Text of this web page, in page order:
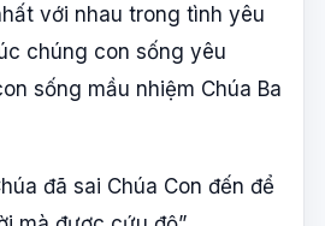
với nhau trong tình yêu
chúng con sống yêu
sống mầu nhiệm Chúa Ba
đã sai Chúa Con đến để